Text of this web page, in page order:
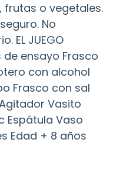
frutas o vegetales.
No
EL JUEGO
de ensayo Frasco
con alcohol
Frasco con sal
Vasito
Espátula Vaso
Edad + 8 años